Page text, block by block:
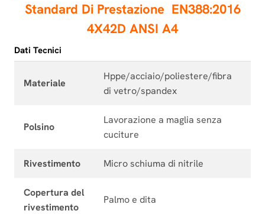
Standard Di Prestazione EN388:2016
4X42D ANSI A4
Dati Tecnici
Materiale
Hppe/acciaio/poliestere/fibra
di vetro/spandex
Polsino
Lavorazione a maglia senza
cuciture
Rivestimento Micro schiuma di nitrile
Copertura del
rivestimento
Palmo e dita